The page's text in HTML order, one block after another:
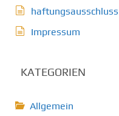
haftungsausschluss
Impressum
KATEGORIEN
Allgemein